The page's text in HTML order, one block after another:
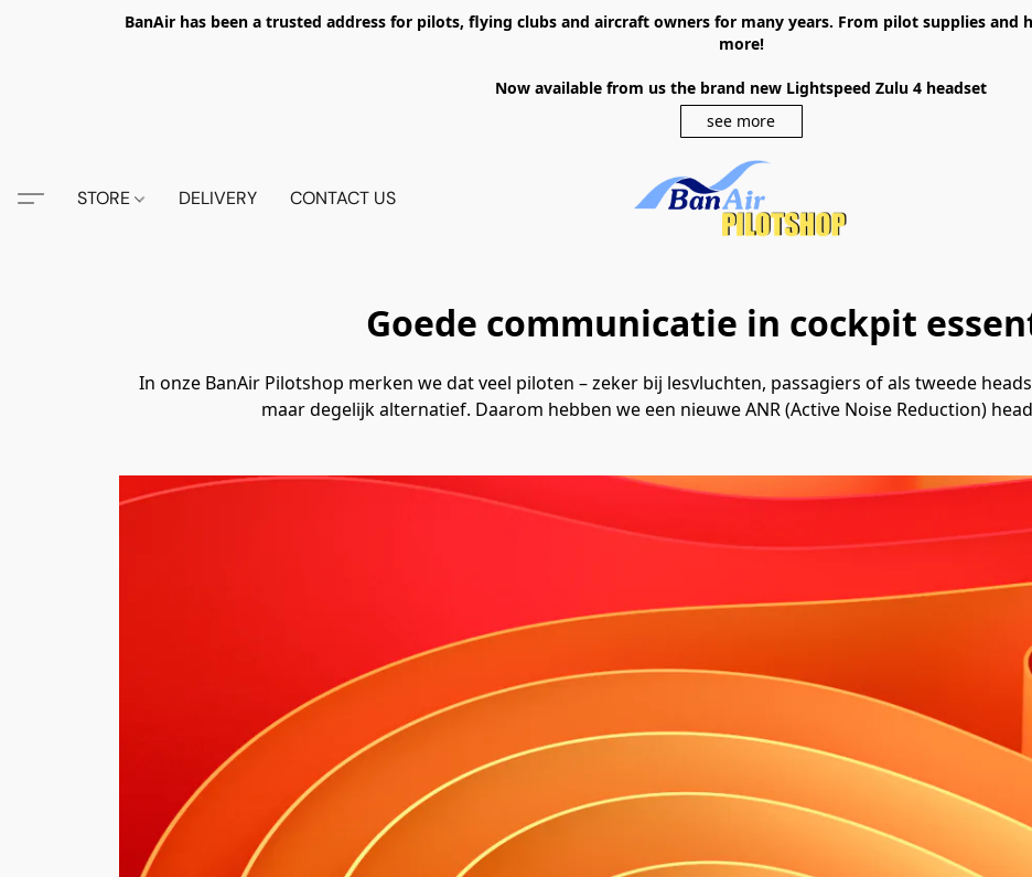
BanAir has been a trusted address for pilots, flying clubs and aircraft owners for many years. From pilot supplies and
more!
Now available from us the brand new Lightspeed Zulu 4 headset
see more
STORE DELIVERY CONTACT US
Goede communicatie in cockpit
In onze BanAir Pilotshop merken we dat veel piloten – zeker bij lesvluchten, passagiers of als tweede
maar degelijk alternatief. Daarom hebben we een nieuwe ANR (Active Noise Reduction)